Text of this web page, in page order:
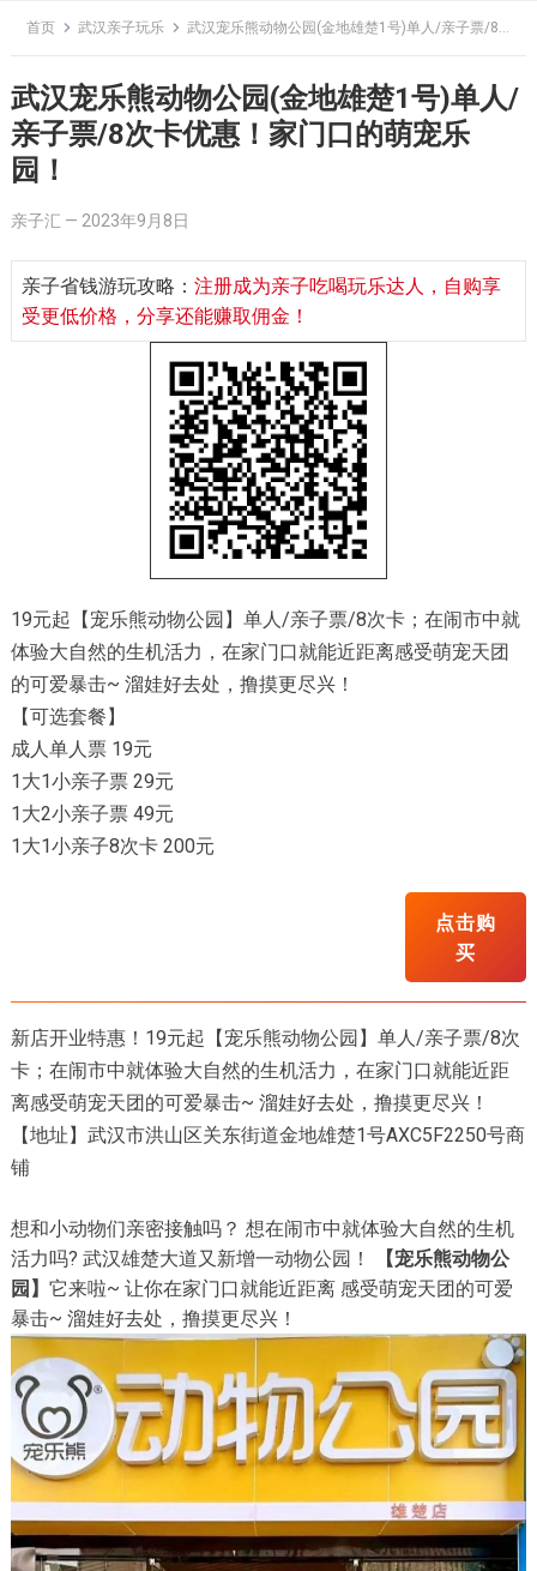
首页 武汉亲子玩乐 武汉宠乐熊动物公园(金地雄楚1号)单人/亲子票/8次卡优惠！家门口的萌宠乐园！
武汉宠乐熊动物公园(金地雄楚1号)单人/
亲子票/8次卡优惠！家门口的萌宠乐
园！
亲子汇 — 2023年9月8日
亲子省钱游玩攻略： 注册成为亲子吃喝玩乐达人，自购享
受更低价格，分享还能赚取佣金！
19元起【宠乐熊动物公园】单人/亲子票/8次卡；在闹市中就
体验大自然的生机活力，在家门口就能近距离感受萌宠天团
的可爱暴击~ 溜娃好去处，撸摸更尽兴！
【可选套餐】
成人单人票 19元
1大1小亲子票 29元
1大2小亲子票 49元
1大1小亲子8次卡 200元
点击购
买
新店开业特惠！19元起【宠乐熊动物公园】单人/亲子票/8次
卡；在闹市中就体验大自然的生机活力，在家门口就能近距
离感受萌宠天团的可爱暴击~ 溜娃好去处，撸摸更尽兴！
【地址】武汉市洪山区关东街道金地雄楚1号AXC5F2250号商
铺
想和小动物们亲密接触吗？ 想在闹市中就体验大自然的生机
活力吗? 武汉雄楚大道又新增一动物公园！
【宠乐熊动物公
园】 它来啦~ 让你在家门口就能近距离 感受萌宠天团的可爱
暴击~ 溜娃好去处，撸摸更尽兴！